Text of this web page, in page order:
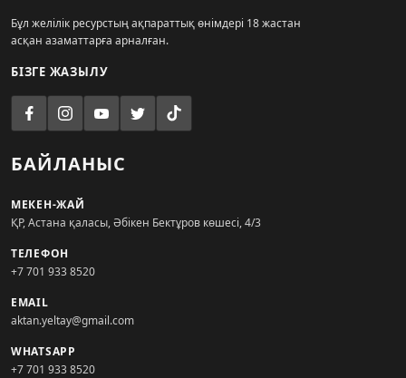
Бұл желілік ресурстың ақпараттық өнімдері 18 жастан
асқан азаматтарға арналған.
БІЗГЕ ЖАЗЫЛУ
БАЙЛАНЫС
МЕКЕН-ЖАЙ
ҚР, Астана қаласы, Әбікен Бектұров көшесі, 4/3
ТЕЛЕФОН
+7 701 933 8520
EMAIL
aktan.yeltay@gmail.com
WHATSAPP
+7 701 933 8520